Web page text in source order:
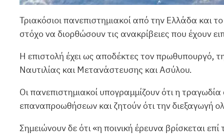
Τριακόσιοι πανεπιστημιακοί από την Ελλάδα και
στόχο να διορθώσουν τις ανακρίβειες που έχουν
Η επιστολή έχει ως αποδέκτες τον πρωθυπουργό,
Ναυτιλίας και Μετανάστευσης και Ασύλου.
Οι πανεπιστημιακοί υπογραμμίζουν ότι η
επαναπροωθήσεων και ζητούν ότι την διεξαγωγή
Σημειώνουν δε ότι «η ποινική έρευνα βρίσκεται